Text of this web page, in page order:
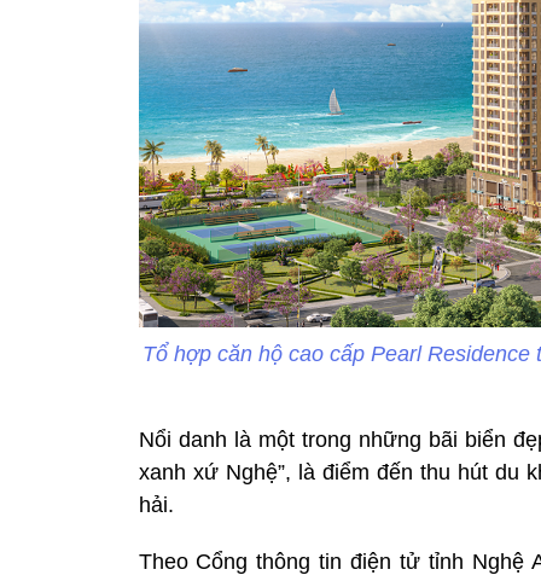
Tổ hợp căn hộ cao cấp Pearl
Nổi danh là một trong những bãi biển
xanh xứ Nghệ”, là điểm đến thu hút du
hải.
Theo Cổng thông tin điện tử tỉnh Nghệ